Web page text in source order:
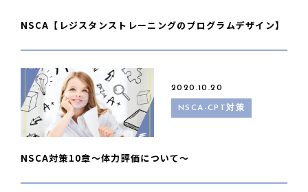
NSCA【レジスタンストレーニングのプログラムデザイン】
2020.10.20
NSCA-CPT対策
NSCA対策10章〜体力評価について〜